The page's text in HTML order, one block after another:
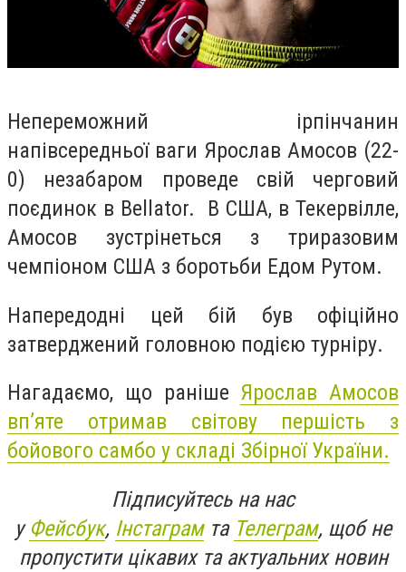
Непереможний ірпінчанин
напівсередньої ваги Ярослав Амосов (22-
0) незабаром проведе свій черговий
поєдинок в Bellator. В США, в Текервілле,
Амосов зустрінеться з триразовим
чемпіоном США з боротьби Едом Рутом.
Напередодні цей бій був офіційно
затверджений головною подією турніру.
Нагадаємо, що раніше Ярослав Амосов
вп’яте отримав світову першість з
бойового самбо у складі Збірної України.
Підписуйтесь на нас
у Фейсбук, Інстаграмта Телеграм, щоб не
пропустити цікавих та актуальних новин